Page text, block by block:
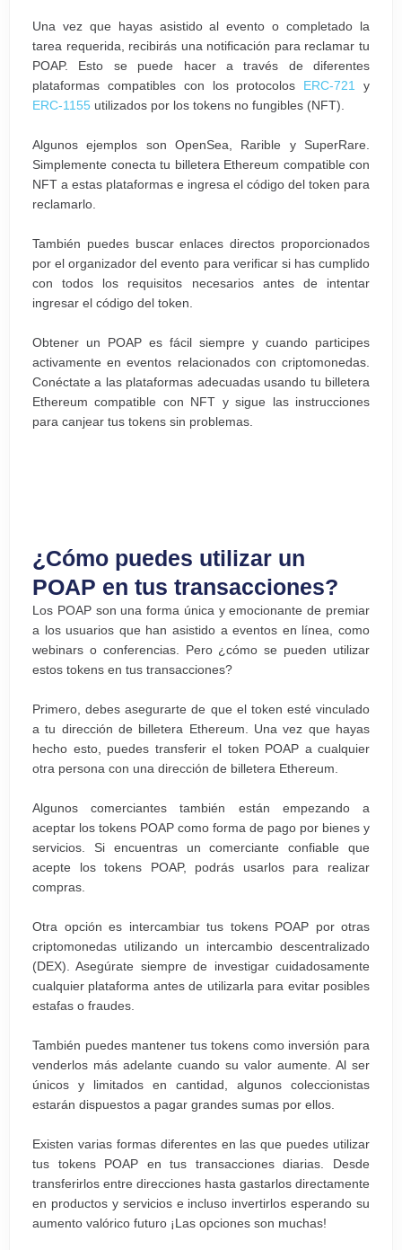
Una vez que hayas asistido al evento o completado la
tarea requerida, recibirás una notificación para reclamar tu
POAP. Esto se puede hacer a través de diferentes
plataformas compatibles con los protocolos ERC-721
y
ERC-1155 utilizados por los tokens no fungibles (NFT).
Algunos ejemplos son OpenSea, Rarible y SuperRare.
Simplemente conecta tu billetera Ethereum compatible con
NFT a estas plataformas e ingresa el código del token para
reclamarlo.
También puedes buscar enlaces directos proporcionados
por el organizador del evento para verificar si has cumplido
con todos los requisitos necesarios antes de intentar
ingresar el código del token.
Obtener un POAP es fácil siempre y cuando participes
activamente en eventos relacionados con criptomonedas.
Conéctate a las plataformas adecuadas usando tu billetera
Ethereum compatible con NFT y sigue las instrucciones
para canjear tus tokens sin problemas.
¿Cómo puedes utilizar un
POAP en tus transacciones?
Los POAP son una forma única y emocionante de premiar
a los usuarios que han asistido a eventos en línea, como
webinars o conferencias. Pero ¿cómo se pueden utilizar
estos tokens en tus transacciones?
Primero, debes asegurarte de que el token esté vinculado
a tu dirección de billetera Ethereum. Una vez que hayas
hecho esto, puedes transferir el token POAP a cualquier
otra persona con una dirección de billetera Ethereum.
Algunos comerciantes también están empezando a
aceptar los tokens POAP como forma de pago por bienes y
servicios. Si encuentras un comerciante confiable que
acepte los tokens POAP, podrás usarlos para realizar
compras.
Otra opción es intercambiar tus tokens POAP por otras
criptomonedas utilizando un intercambio descentralizado
(DEX). Asegúrate siempre de investigar cuidadosamente
cualquier plataforma antes de utilizarla para evitar posibles
estafas o fraudes.
También puedes mantener tus tokens como inversión para
venderlos más adelante cuando su valor aumente. Al ser
únicos y limitados en cantidad, algunos coleccionistas
estarán dispuestos a pagar grandes sumas por ellos.
Existen varias formas diferentes en las que puedes utilizar
tus tokens POAP en tus transacciones diarias. Desde
transferirlos entre direcciones hasta gastarlos directamente
en productos y servicios e incluso invertirlos esperando su
aumento valórico futuro ¡Las opciones son muchas!